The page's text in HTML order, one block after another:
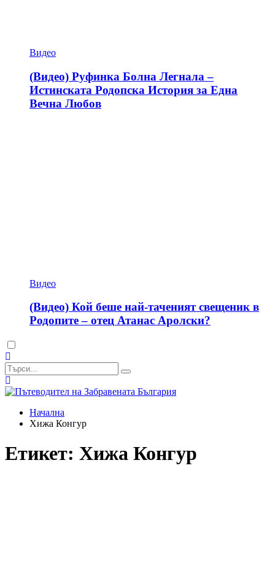
Видео
(Видео) Руфинка Болна Легнала –
Истинската Родопска История за Една
Вечна Любов
Видео
(Видео) Кой беше най-таченият свещеник в
Родопите – отец Атанас Аролски?
Dark
mode
Начална
Хижа Конгур
Етикет: Хижа Конгур